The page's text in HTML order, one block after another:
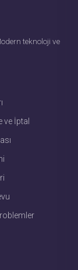
teknoloji ve
ve İptal